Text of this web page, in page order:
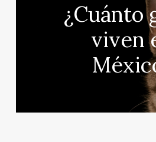
¿Cuánto
viven